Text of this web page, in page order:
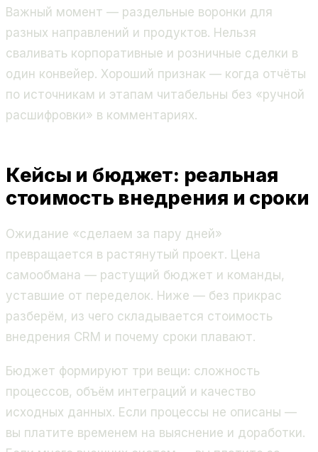
Важный момент — раздельные воронки для
разных направлений и продуктов. Нельзя
сваливать корпоративные и розничные сделки в
один конвейер. Хороший признак — когда отчёты
по источникам и этапам читабельны без «ручной
расшифровки» в комментариях.
Кейсы и бюджет: реальная
стоимость внедрения и сроки
Ожидание «сделаем за пару дней»
превращается в растянутый проект. Цена
самообмана — растущий бюджет и команды,
уставшие от переделок. Ниже — без прикрас
разберём, из чего складывается стоимость
внедрения CRM и почему сроки плавают.
Бюджет формируют три вещи: сложность
процессов, объём интеграций и качество
исходных данных. Если процессы не описаны —
вы платите временем на выяснение и доработки.